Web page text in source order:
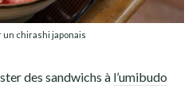
un chirashi japonais
des sandwichs à l’umibudo